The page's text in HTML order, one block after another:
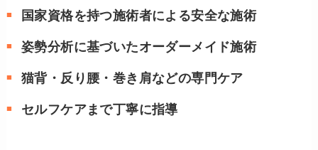
国家資格を持つ施術者による安全な施術
姿勢分析に基づいたオーダーメイド施術
猫背・反り腰・巻き肩などの専門ケア
セルフケアまで丁寧に指導